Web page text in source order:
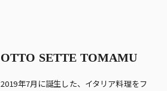
OTTO SETTE TOMAMU
2019年7月に誕生した、イタリア料理をフ